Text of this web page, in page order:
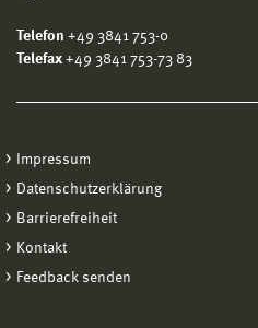
Telefon +49 3841 753-0
Telefax +49 3841 753-73 83
Impressum
Datenschutzerklärung
Barrierefreiheit
Kontakt
Feedback senden